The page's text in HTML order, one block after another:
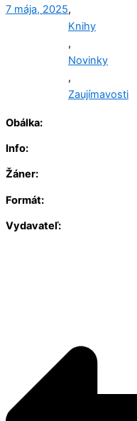
7 mája, 2025,
Knihy
,
Novinky
,
Zaujímavosti
Obálka:
Info:
Žáner:
Formát:
Vydavateľ: